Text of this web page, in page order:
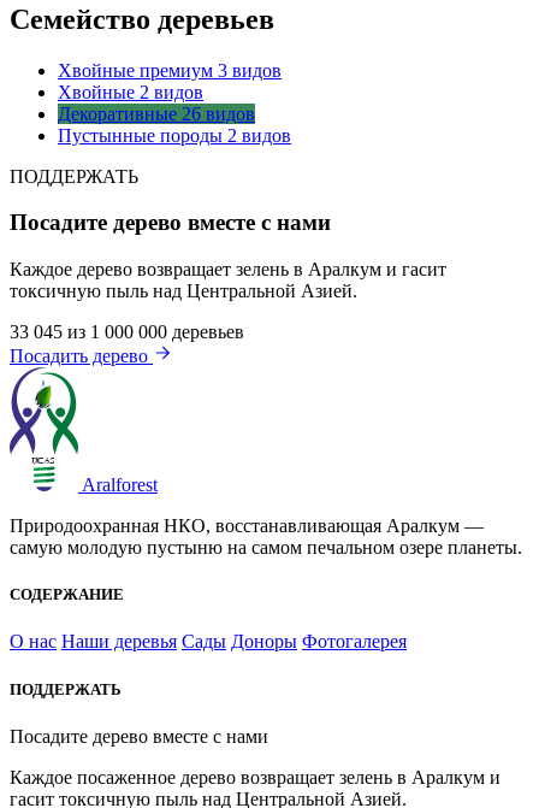
Семейство деревьев
Хвойные премиум 3 видов
Хвойные 2 видов
Декоративные 26 видов
Пустынные породы 2 видов
ПОДДЕРЖАТЬ
Посадите дерево вместе с нами
Каждое дерево возвращает зелень в Аралкум и гасит
токсичную пыль над Центральной Азией.
33 045 из 1 000 000 деревьев
Посадить дерево
Aralforest
Природоохранная НКО, восстанавливающая Аралкум —
самую молодую пустыню на самом печальном озере планеты.
СОДЕРЖАНИЕ
О нас Наши деревья Сады Доноры Фотогалерея
ПОДДЕРЖАТЬ
Посадите дерево вместе с нами
Каждое посаженное дерево возвращает зелень в Аралкум и
гасит токсичную пыль над Центральной Азией.